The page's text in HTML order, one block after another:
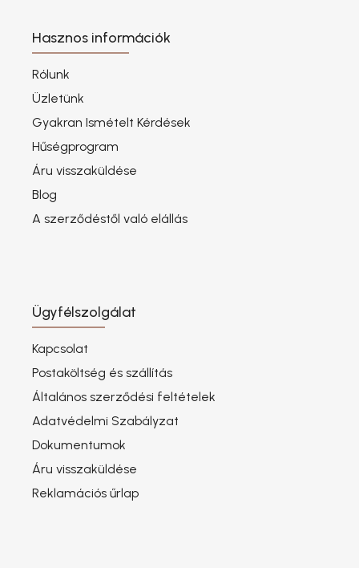
Hasznos információk
Rólunk
Üzletünk
Gyakran Ismételt Kérdések
Hűségprogram
Áru visszaküldése
Blog
A szerződéstől való elállás
Ügyfélszolgálat
Kapcsolat
Postaköltség és szállítás
Általános szerződési feltételek
Adatvédelmi Szabályzat
Dokumentumok
Áru visszaküldése
Reklamációs űrlap